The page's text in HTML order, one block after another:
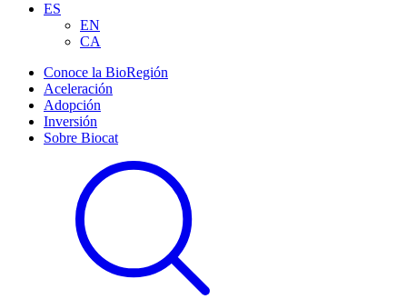
ES
EN
CA
Conoce la BioRegión
Aceleración
Adopción
Inversión
Sobre Biocat